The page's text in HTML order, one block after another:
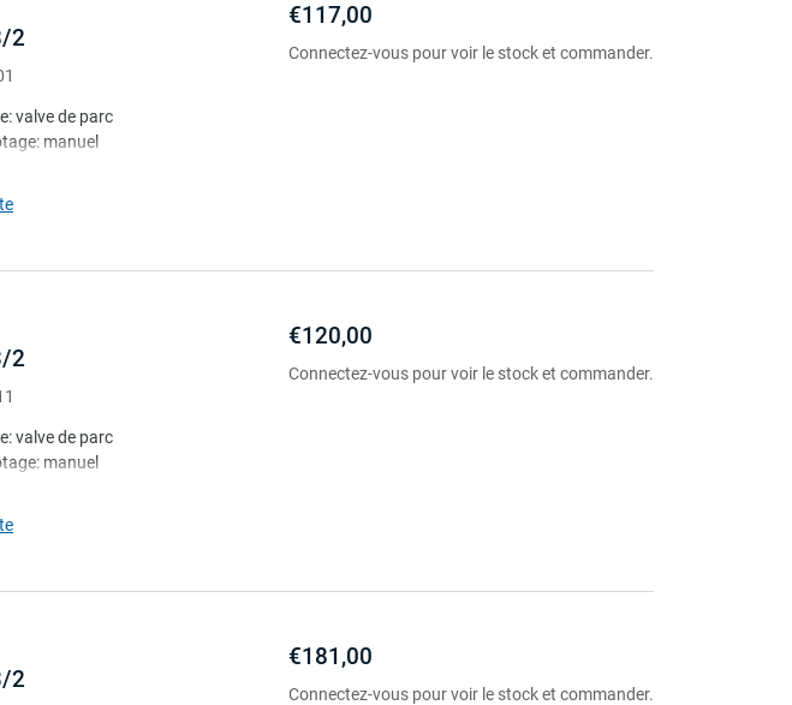
2
valve de parc
manuel
avec épaulement
€117,00
Connectez-vous pour voir le stock et commander.
2
valve de parc
manuel
avec épaulement
€120,00
Connectez-vous pour voir le stock et commander.
2
€181,00
Connectez-vous pour voir le stock et commander.